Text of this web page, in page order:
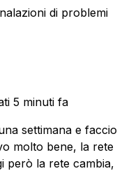
di problemi
5 minuti fa
settimana e faccio
molto bene, la rete
però la rete cambia,